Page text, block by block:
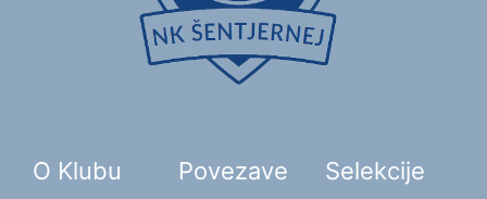
O Klubu Povezave Selekcije